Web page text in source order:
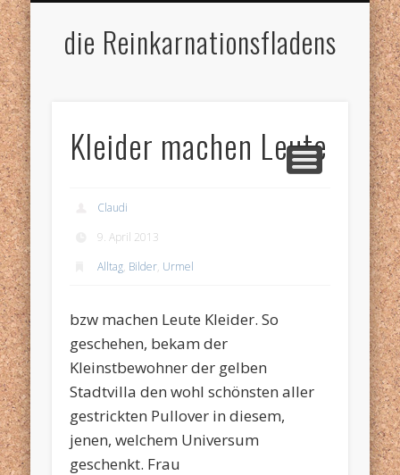
die Reinkarnationsfladens
Kleider machen Leute
Claudi
9. April 2013
Alltag, Bilder, Urmel
bzw machen Leute Kleider. So
geschehen, bekam der
Kleinstbewohner der gelben
Stadtvilla den wohl schönsten aller
gestrickten Pullover in diesem,
jenen, welchem Universum
geschenkt. Frau